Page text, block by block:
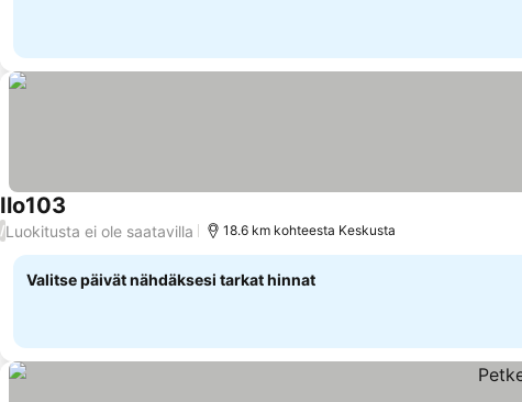
Ilo103
/Luokitusta ei ole saatavilla 18.6 km kohteesta Keskusta
Valitse päivät nähdäksesi tarkat hinnat